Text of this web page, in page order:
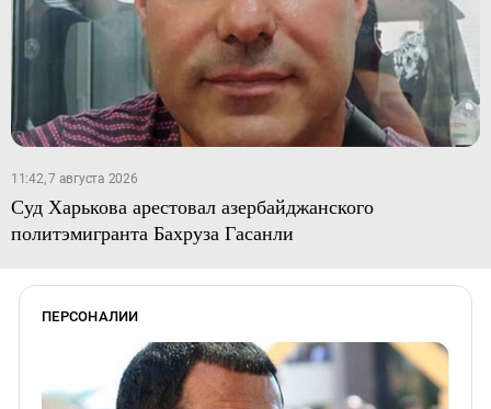
11:42, 7 августа 2026
Суд Харькова арестовал азербайджанского
политэмигранта Бахруза Гасанли
ПЕРСОНАЛИИ